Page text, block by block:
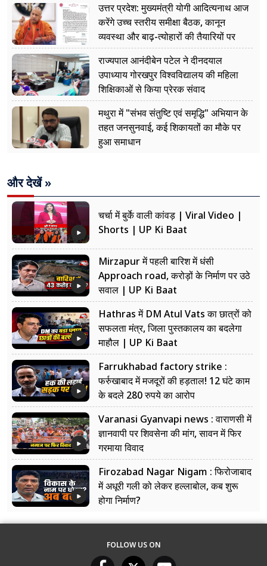
उत्तर प्रदेश: मुख्यमंत्री योगी आदित्यनाथ आज
करेंगे उच्च स्तरीय समीक्षा बैठक, कानून
व्यवस्था और बाढ़-त्योहारों की तैयारियों पर
नजर
राज्यपाल आनंदीबेन पटेल ने दीनदयाल
उपाध्याय गोरखपुर विश्वविद्यालय की महिला
शिक्षिकाओं से किया प्रेरक संवाद
मथुरा में "संभव संतुष्टि एवं समृद्धि" अभियान के
तहत जनसुनवाई, कई शिकायतों का मौके पर
हुआ समाधान
और देखें »
चर्चा में बुर्के वाली कांवड़ | Viral Video |
Shorts | UP Ki Baat
Mirzapur में पहली बारिश में धंसी
Approach road, करोड़ों के निर्माण पर उठे
सवाल | UP Ki Baat
Hathras में DM Atul Vats का छात्रों को
सफलता मंत्र, जिला पुस्तकालय का बदलेगा
माहौल | UP Ki Baat
Farrukhabad factory strike :
फर्रुखाबाद में मजदूरों की हड़ताल! 12 घंटे काम
के बदले 280 रुपये का आरोप
Varanasi Gyanvapi news : वाराणसी में
ज्ञानवापी पर शिवसेना की मांग, सावन में फिर
गरमाया विवाद
Firozabad Nagar Nigam : फिरोजाबाद
में अधूरी गली को लेकर हल्लाबोल, कब शुरू
होगा निर्माण?
FOLLOW US ON